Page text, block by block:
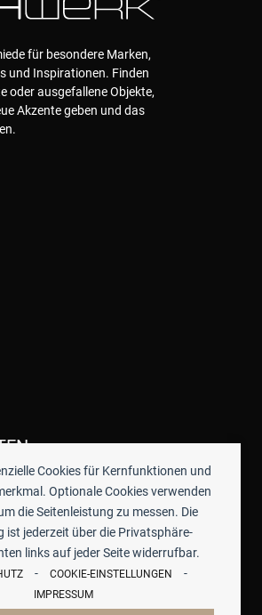
Cookies für Kernfunktionen und
Optionale Cookies verwenden
die Seitenleistung zu messen. Die
ist jederzeit über die Privatsphäre-
links auf jeder Seite widerrufbar.
- COOKIE-EINSTELLUNGEN -
IMPRESSUM
für besondere Marken,
und Inspirationen. Finden
oder ausgefallene Objekte,
Akzente geben und das